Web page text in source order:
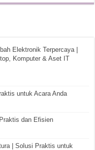
Elektronik Terpercaya |
Komputer & Aset IT
untuk Acara Anda
dan Efisien
| Solusi Praktis untuk